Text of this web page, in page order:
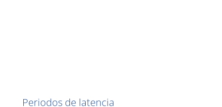
Periodos de latencia